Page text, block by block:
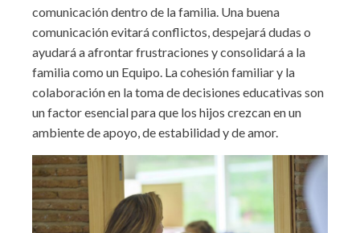
comunicación dentro de la familia. Una buena
comunicación evitará conflictos, despejará dudas o
ayudará a afrontar frustraciones y consolidará a la
familia como un Equipo. La cohesión familiar y la
colaboración en la toma de decisiones educativas son
un factor esencial para que los hijos crezcan en un
ambiente de apoyo, de estabilidad y de amor.